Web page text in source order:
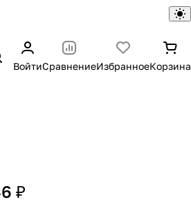
ВойтиСравнениеИзбранноеКорзина
₽